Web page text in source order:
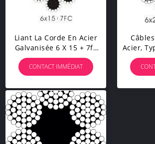
Liant La Corde En Acier
Galvanisée 6 X 15 + 7fc
Avec La Flexibilité Élevée
CONTACT IMMÉDIAT
Acier,
X 24w